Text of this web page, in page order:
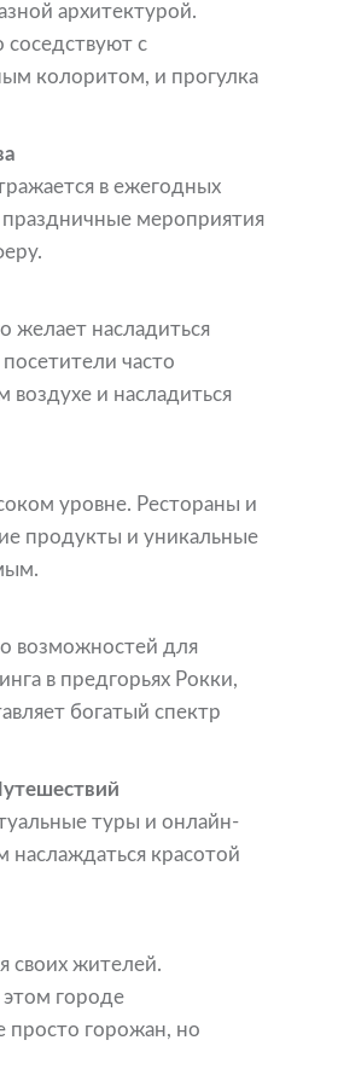
архитектурой.
соседствуют с
колоритом, и прогулка
в ежегодных
мероприятия
желает насладиться
часто
и насладиться
уровне. Рестораны и
продукты и уникальные
возможностей для
в предгорьях Рокки,
богатый спектр
туры и онлайн-
красотой
своих жителей.
городе
просто горожан, но